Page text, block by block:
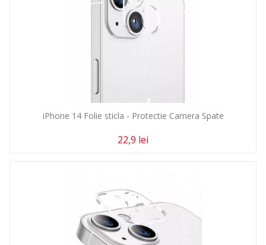
iPhone 14 Folie sticla - Protectie Camera Spate
22,9 lei